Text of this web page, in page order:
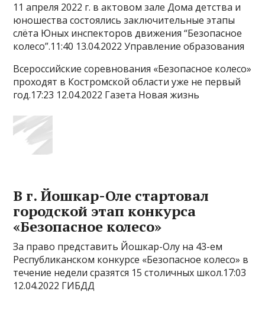
11 апреля 2022 г. в актовом зале Дома детства и
юношества состоялись заключительные этапы
слёта Юных инспекторов движения “Безопасное
колесо”.11:40 13.04.2022 Управление образования
Всероссийские соревнования «Безопасное колесо»
проходят в Костромской области уже не первый
год.17:23 12.04.2022 Газета Новая жизнь
В г. Йошкар-Оле стартовал
городской этап конкурса
«Безопасное колесо»
За право представить Йошкар-Олу на 43-ем
Республиканском конкурсе «Безопасное колесо» в
течение недели сразятся 15 столичных школ.17:03
12.04.2022 ГИБДД